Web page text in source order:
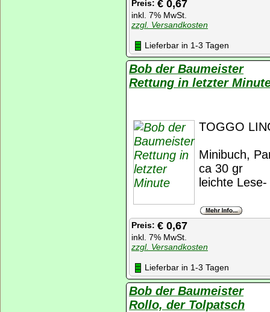
Preis: € 0,67
inkl. 7% MwSt.
zzgl. Versandkosten
Lieferbar in 1-3 Tagen
Bob der Baumeister
Rettung in letzter
TOGGO
Minibuch,
ca 30 gr
leichte
Preis: € 0,67
inkl. 7% MwSt.
zzgl. Versandkosten
Lieferbar in 1-3 Tagen
Bob der Baumeister
Rollo, der Tolpatsch